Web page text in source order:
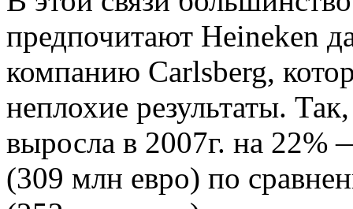
предпочитают Heineken
компанию Carlsberg,
неплохие результаты.
выросла в 2007г. на 22%
(309 млн евро) по